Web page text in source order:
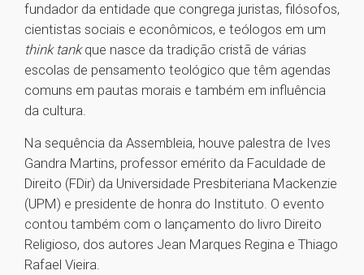
fundador da entidade que congrega juristas, filósofos,
cientistas sociais e econômicos, e teólogos em um
think tankque nasce da tradição cristã de várias
escolas de pensamento teológico que têm agendas
comuns em pautas morais e também em influência
da cultura.
Na sequência da Assembleia, houve palestra de Ives
Gandra Martins, professor emérito da Faculdade de
Direito (FDir) da Universidade Presbiteriana Mackenzie
(UPM) e presidente de honra do Instituto. O evento
contou também com o lançamento do livro Direito
Religioso, dos autores Jean Marques Regina e Thiago
Rafael Vieira.